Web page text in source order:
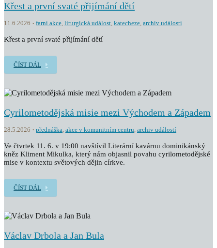
Křest a první svaté přijímání dětí
11.6.2026 farní akce, liturgická událost, katecheze, archiv událostí
Křest a první svaté přijímání dětí
ČÍST DÁL
Cyrilometodějská misie mezi Východem a Západem
28.5.2026 přednáška, akce v komunitním centru, archiv událostí
Ve čtvrtek 11. 6. v 19:00 navštívil Literární kavárnu dominikánský
kněz Kliment Mikulka, který nám objasnil povahu cyrilometodějské
mise v kontextu světových dějin církve.
ČÍST DÁL
Václav Drbola a Jan Bula